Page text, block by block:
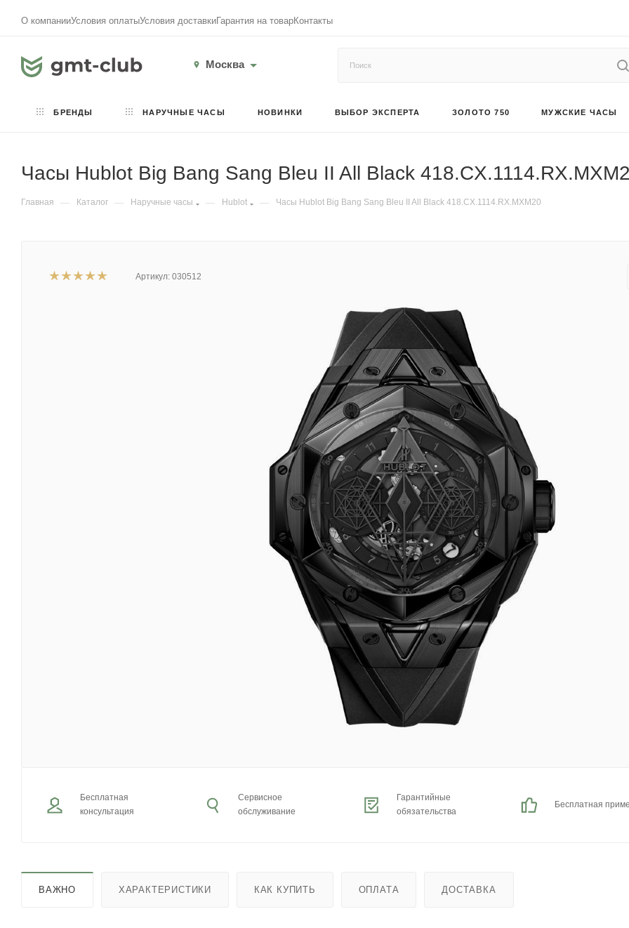
О компанииУсловия оплатыУсловия доставкиГарантия на товарКонтакты
Москва
БРЕНДЫ НАРУЧНЫЕ ЧАСЫ НОВИНКИ ВЫБОР ЭКСПЕРТА ЗОЛОТО 750 МУЖСКИЕ ЧАСЫ
Часы Hublot Big Bang Sang Bleu II All Black
Главная — Каталог — Наручные часы — Hublot — Часы Hublot Big Bang Sang Bleu II All Black 418.CX.1114.RX.MXM20
Артикул: 030512
Бесплатная
консультация
Сервисное
обслуживание
Гарантийные
обязательства
Бесплатная
ВАЖНО ХАРАКТЕРИСТИКИ КАК КУПИТЬ ОПЛАТА ДОСТАВКА